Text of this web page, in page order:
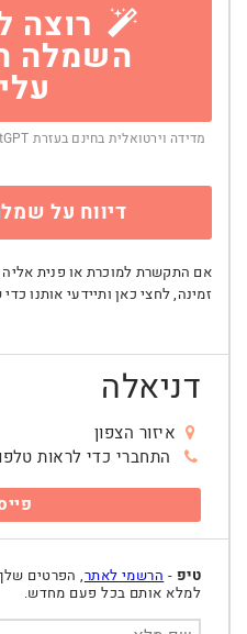
רוצה
השמלה
מדידה וירטואלית בחינם בעזרת ChatGPT או Gemini — בלי לצאת מהבית
דיווח על
אם התקשרת למוכרת או פנית
זמינה, לחצי כאן ותיידעי אותנו
דניאלה
איזור הצפון
התחברי כדי לראות
טיפ - הרשמי לאתר, הפרטים
למלא אותם בכל פעם מחדש.